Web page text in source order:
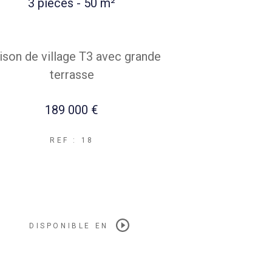
de village T3 avec grande
terrasse
189 000 €
REF : 18
DISPONIBLE EN